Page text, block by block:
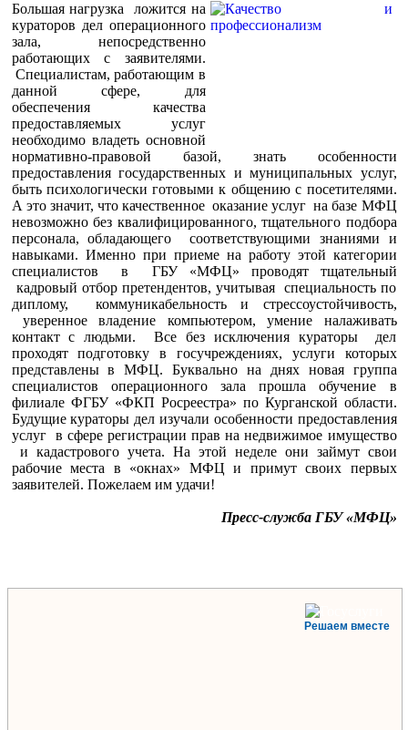
Большая нагрузка ложится на
кураторов дел операционного
зала, непосредственно
работающих с заявителями.
Специалистам, работающим в
данной сфере, для
обеспечения качества
предоставляемых услуг
необходимо владеть основной
нормативно-правовой базой, знать особенности
предоставления государственных и муниципальных услуг,
быть психологически готовыми к общению с посетителями.
А это значит, что качественное оказание услуг на базе МФЦ
невозможно без квалифицированного, тщательного подбора
персонала, обладающего соответствующими знаниями и
навыками. Именно при приеме на работу этой категории
специалистов в ГБУ «МФЦ» проводят тщательный
кадровый отбор претендентов, учитывая специальность по
диплому, коммуникабельность и стрессоустойчивость,
уверенное владение компьютером, умение налаживать
контакт с людьми. Все без исключения кураторы дел
проходят подготовку в госучреждениях, услуги которых
представлены в МФЦ. Буквально на днях новая группа
специалистов операционного зала прошла обучение в
филиале ФГБУ «ФКП Росреестра» по Курганской области.
Будущие кураторы дел изучали особенности предоставления
услуг в сфере регистрации прав на недвижимое имущество
и кадастрового учета. На этой неделе они займут свои
рабочие места в «окнах» МФЦ и примут своих первых
заявителей. Пожелаем им удачи!
Пресс-служба ГБУ «МФЦ»
Решаем вместе